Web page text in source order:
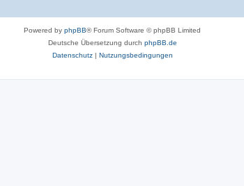
Powered by phpBB® Forum Software © phpBB Limited
Deutsche Übersetzung durch phpBB.de
Datenschutz| Nutzungsbedingungen